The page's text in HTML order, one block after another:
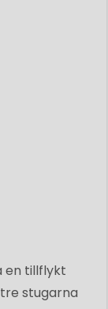
en tillflykt
stugarna